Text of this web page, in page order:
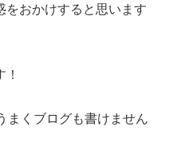
をおかけすると思います
まくブログも書けません